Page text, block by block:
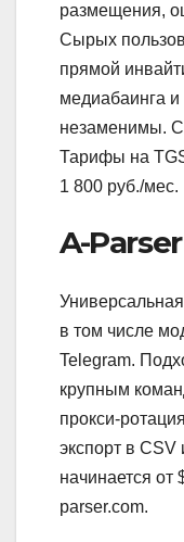
размещения,
Сырых
прямой
медиабаинга
незаменимы.
Тарифы на
1 800 руб./мес.
A-Parser
в том числе
Telegram.
крупным
прокси-
экспорт в
начинается от
parser.com.